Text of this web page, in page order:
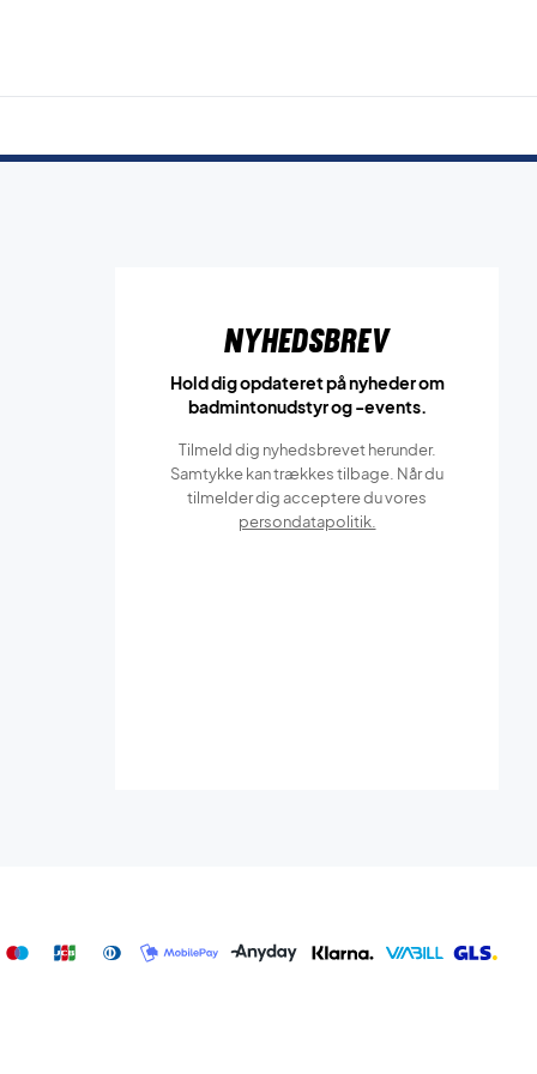
Nyhedsbrev
Hold dig opdateret på nyheder om
badmintonudstyr og -events.
Tilmeld dig nyhedsbrevet herunder.
Samtykke kan trækkes tilbage. Når du
tilmelder dig acceptere du vores
persondatapolitik.